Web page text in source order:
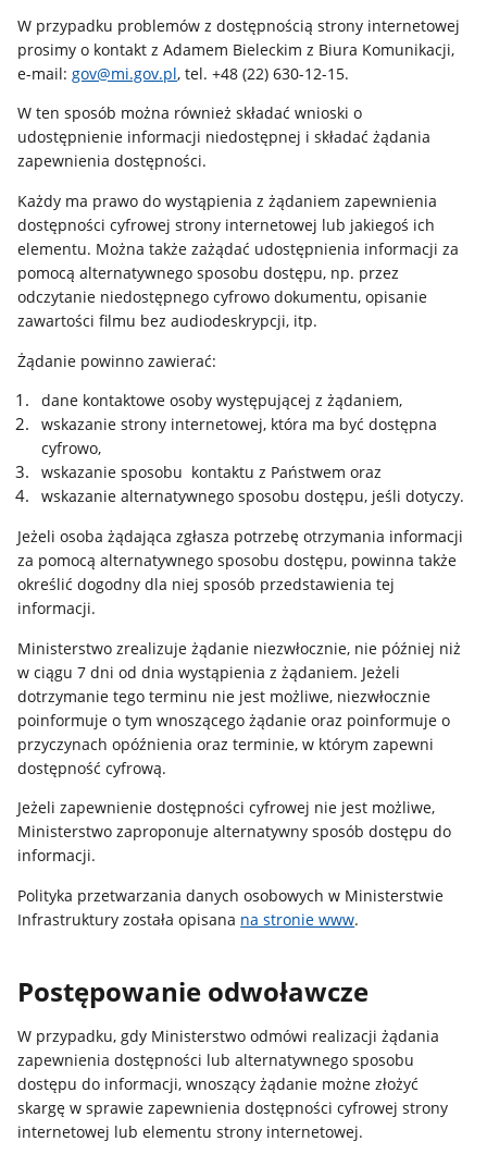
W przypadku problemów z dostępnością strony internetowej
prosimy o kontakt z Adamem Bieleckim z Biura Komunikacji,
e-mail:gov@mi.gov.pl, tel. +48 (22) 630-12-15.
W ten sposób można również składać wnioski o
udostępnienie informacji niedostępnej i składać żądania
zapewnienia dostępności.
Każdy ma prawo do wystąpienia z żądaniem zapewnienia
dostępności cyfrowej strony internetowej lub jakiegoś ich
elementu. Można także zażądać udostępnienia informacji za
pomocą alternatywnego sposobu dostępu, np. przez
odczytanie niedostępnego cyfrowo dokumentu, opisanie
zawartości filmu bez audiodeskrypcji, itp.
Żądanie powinno zawierać:
dane kontaktowe osoby występującej z żądaniem,
wskazanie strony internetowej, która ma być dostępna
cyfrowo,
wskazanie sposobu kontaktu z Państwem oraz
wskazanie alternatywnego sposobu dostępu, jeśli dotyczy.
Jeżeli osoba żądająca zgłasza potrzebę otrzymania informacji
za pomocą alternatywnego sposobu dostępu, powinna także
określić dogodny dla niej sposób przedstawienia tej
informacji.
Ministerstwo zrealizuje żądanie niezwłocznie, nie później niż
w ciągu 7 dni od dnia wystąpienia z żądaniem. Jeżeli
dotrzymanie tego terminu nie jest możliwe, niezwłocznie
poinformuje o tym wnoszącego żądanie oraz poinformuje o
przyczynach opóźnienia oraz terminie, w którym zapewni
dostępność cyfrową.
Jeżeli zapewnienie dostępności cyfrowej nie jest możliwe,
Ministerstwo zaproponuje alternatywny sposób dostępu do
informacji.
Polityka przetwarzania danych osobowych w Ministerstwie
Infrastruktury została opisana na stronie www.
Postępowanie odwoławcze
W przypadku, gdy Ministerstwo odmówi realizacji żądania
zapewnienia dostępności lub alternatywnego sposobu
dostępu do informacji, wnoszący żądanie możne złożyć
skargę w sprawie zapewnienia dostępności cyfrowej strony
internetowej lub elementu strony internetowej.